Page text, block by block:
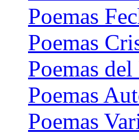
Poemas
Poemas
Poemas
Poemas
Poemas